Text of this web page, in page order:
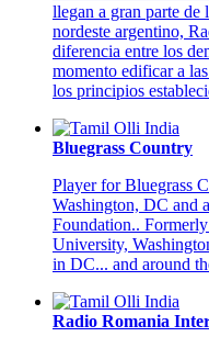
llegan a gran parte de
nordeste argentino,
diferencia entre los
momento edificar a
los principios
Bluegrass Country
Player for Bluegrass
Washington, DC and
Foundation..
University,
in DC... and around
Radio Romania